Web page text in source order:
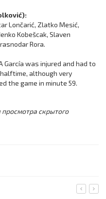
Lončarić, Zlatko Mesić,
Kobešcak, Slaven
Rora.
García was injured and had to
although very
the game in minute 59.
скрытого